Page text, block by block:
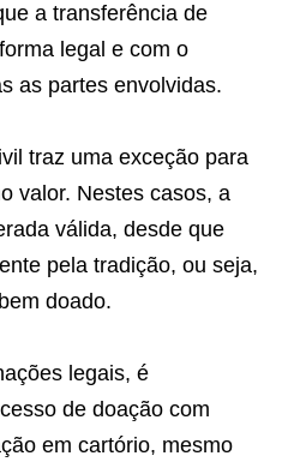
a transferência de
legal e com o
as partes envolvidas.
traz uma exceção para
valor. Nestes casos, a
válida, desde que
pela tradição, ou seja,
doado.
legais, é
de doação com
em cartório, mesmo